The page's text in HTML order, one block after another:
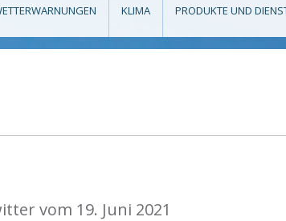
KLIMA PRODUKTE UND
vom 19. Juni 2021